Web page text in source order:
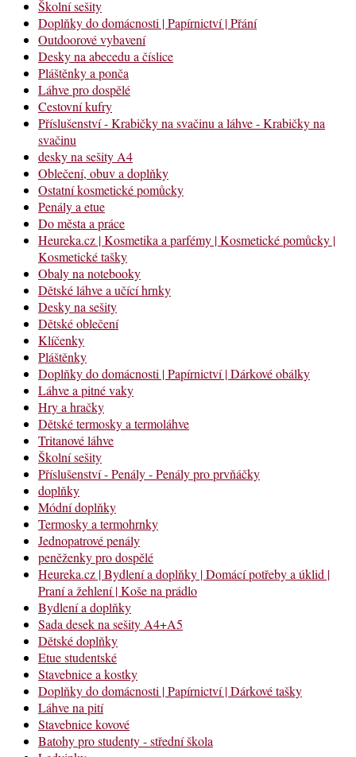
Školní sešity
Doplňky do domácnosti | Papírnictví | Přání
Outdoorové vybavení
Desky na abecedu a číslice
Pláštěnky a ponča
Láhve pro dospělé
Cestovní kufry
Příslušenství - Krabičky na svačinu a láhve - Krabičky na
svačinu
desky na sešity A4
Oblečení, obuv a doplňky
Ostatní kosmetické pomůcky
Penály a etue
Do města a práce
Heureka.cz | Kosmetika a parfémy | Kosmetické pomůcky |
Kosmetické tašky
Obaly na notebooky
Dětské láhve a učící hrnky
Desky na sešity
Dětské oblečení
Klíčenky
Pláštěnky
Doplňky do domácnosti | Papírnictví | Dárkové obálky
Láhve a pitné vaky
Hry a hračky
Dětské termosky a termoláhve
Tritanové láhve
Školní sešity
Příslušenství - Penály - Penály pro prvňáčky
doplňky
Módní doplňky
Termosky a termohrnky
Jednopatrové penály
peněženky pro dospělé
Heureka.cz | Bydlení a doplňky | Domácí potřeby a úklid |
Praní a žehlení | Koše na prádlo
Bydlení a doplňky
Sada desek na sešity A4+A5
Dětské doplňky
Etue studentské
Stavebnice a kostky
Doplňky do domácnosti | Papírnictví | Dárkové tašky
Láhve na pití
Stavebnice kovové
Batohy pro studenty - střední škola